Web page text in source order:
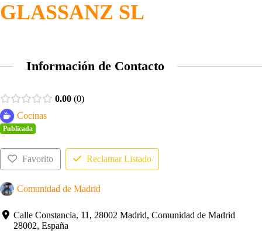
GLASSANZ SL
Información de Contacto
0.00 0
Cocinas
Publicada
Favorito Reclamar Listado
Comunidad de Madrid
Calle Constancia, 11, 28002 Madrid, Comunidad de Madrid
28002, España